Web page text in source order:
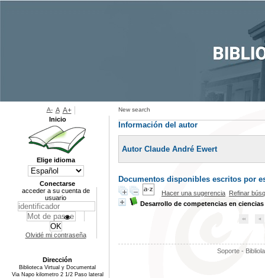
New search
Información del autor
Autor Claude André Ewert
Documentos disponibles escritos por
Hacer una sugerencia Refinar
Desarrollo de competencias en
Soporte -
A- A A+
Inicio
Elige idioma
Conectarse
acceder a su cuenta de
usuario
Olvidé mi contraseña
Dirección
Biblioteca Virtual y Documental
Via Napo kilometro 2 1/2 Paso lateral